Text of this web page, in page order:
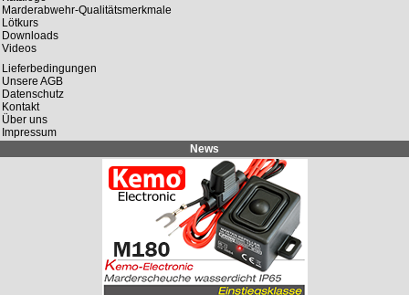
Marderabwehr-Qualitätsmerkmale
Lötkurs
Downloads
Videos
Lieferbedingungen
Unsere AGB
Datenschutz
Kontakt
Über uns
Impressum
News